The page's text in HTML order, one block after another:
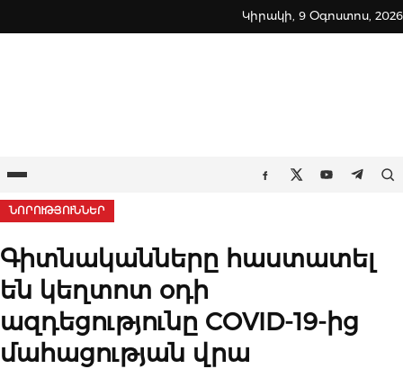
to
Կիրակի, 9 Օգոստոս, 2026
Ընտրացանկ Facebook
TwitterYoutube
ՆՈՐՈՒԹՅՈՒՆՆԵՐ
Գիտնականները հաստատել
են կեղտոտ օդի
ազդեցությունը COVID-19-ից
մահացության վրա